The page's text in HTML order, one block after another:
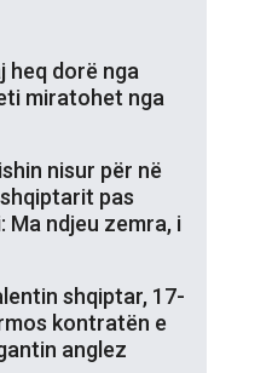
heq dorë nga
miratohet nga
nisur për në
pas
Ma ndjeu zemra, i
shqiptar, 17-
kontratën e
anglez